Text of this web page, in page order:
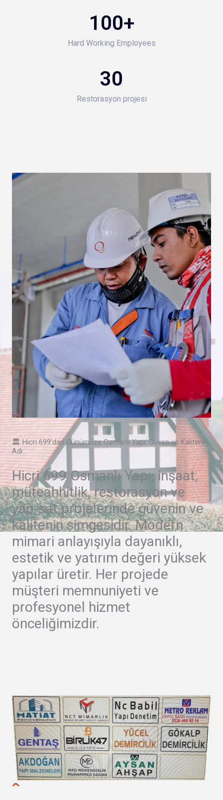
Hard Working Employees
100+
Restorasyon projesi
30
🏛️ Hicri 699’dan Günümüze Osmanlı Yapı: Güven ve Kalitenin
Adı
Hicri 699 Osmanlı Yapı, inşaat,
müteahhitlik, restorasyon ve
yap-sat projelerinde güvenin ve
kalitenin simgesidir. Modern
mimari anlayışıyla dayanıklı,
estetik ve yatırım değeri yüksek
yapılar üretir. Her projede
müşteri memnuniyeti ve
profesyonel hizmet
önceliğimizdir.